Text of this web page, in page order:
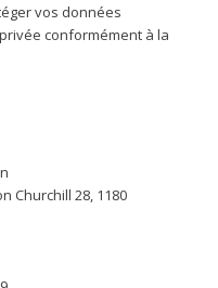
vos données
conformément à la
Churchill 28, 1180